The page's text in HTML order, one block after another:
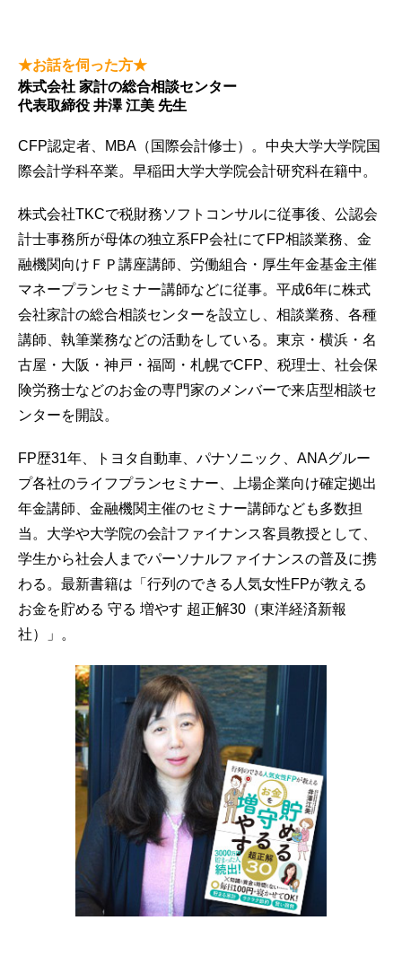
★お話を伺った方★
株式会社 家計の総合相談センター
代表取締役 井澤 江美 先生
CFP認定者、MBA（国際会計修士）。中央大学大学院国
際会計学科卒業。早稲田大学大学院会計研究科在籍中。
株式会社TKCで税財務ソフトコンサルに従事後、公認会
計士事務所が母体の独立系FP会社にてFP相談業務、金
融機関向けＦＰ講座講師、労働組合・厚生年金基金主催
マネープランセミナー講師などに従事。平成6年に株式
会社家計の総合相談センターを設立し、相談業務、各種
講師、執筆業務などの活動をしている。東京・横浜・名
古屋・大阪・神戸・福岡・札幌でCFP、税理士、社会保
険労務士などのお金の専門家のメンバーで来店型相談セ
ンターを開設。
FP歴31年、トヨタ自動車、パナソニック、ANAグルー
プ各社のライフプランセミナー、上場企業向け確定拠出
年金講師、金融機関主催のセミナー講師なども多数担
当。大学や大学院の会計ファイナンス客員教授として、
学生から社会人までパーソナルファイナンスの普及に携
わる。最新書籍は「行列のできる人気女性FPが教える
お金を貯める 守る 増やす 超正解30（東洋経済新報
社）」。